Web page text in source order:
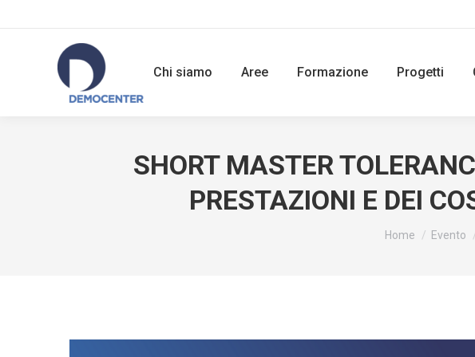
Chi siamo Aree Formazione Progetti
SHORT MASTER
PRESTAZIONI E DEI
You are here:
Home Evento